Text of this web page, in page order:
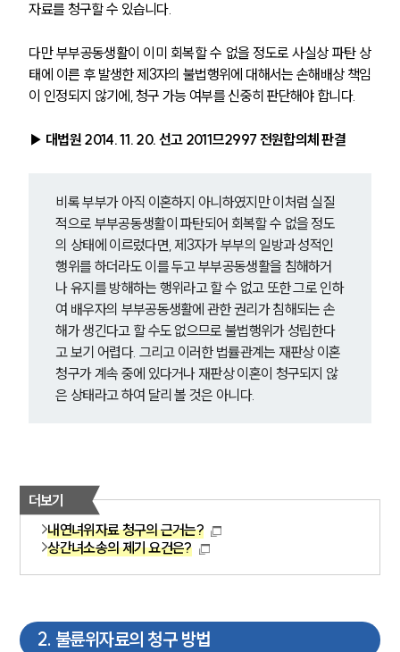
자료를 청구할 수 있습니다.
다만 부부공동생활이 이미 회복할 수 없을 정도로 사실상 파탄 상
태에 이른 후 발생한 제3자의 불법행위에 대해서는 손해배상 책임
이 인정되지 않기에, 청구 가능 여부를 신중히 판단해야 합니다.
▶ 대법원 2014. 11. 20. 선고 2011므2997 전원합의체 판결
비록 부부가 아직 이혼하지 아니하였지만 이처럼 실질
적으로 부부공동생활이 파탄되어 회복할 수 없을 정도
의 상태에 이르렀다면, 제3자가 부부의 일방과 성적인
행위를 하더라도 이를 두고 부부공동생활을 침해하거
나 유지를 방해하는 행위라고 할 수 없고 또한 그로 인하
여 배우자의 부부공동생활에 관한 권리가 침해되는 손
해가 생긴다고 할 수도 없으므로 불법행위가 성립한다
고 보기 어렵다. 그리고 이러한 법률관계는 재판상 이혼
청구가 계속 중에 있다거나 재판상 이혼이 청구되지 않
은 상태라고 하여 달리 볼 것은 아니다.
더보기
내연녀위자료 청구의 근거는?
상간녀소송의 제기 요건은?
2. 불륜위자료의 청구 방법